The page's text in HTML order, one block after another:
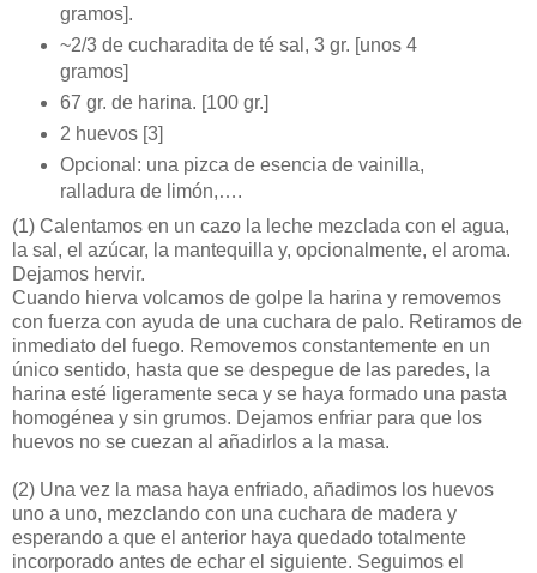
gramos].
~2/3 de cucharadita de té sal, 3 gr. [unos 4
gramos]
67 gr. de harina. [100 gr.]
2 huevos [3]
Opcional: una pizca de esencia de vainilla,
ralladura de limón,….
(1) Calentamos en un cazo la leche mezclada con el agua,
la sal, el azúcar, la mantequilla y, opcionalmente, el aroma.
Dejamos hervir.
Cuando hierva volcamos de golpe la harina y removemos
con fuerza con ayuda de una cuchara de palo. Retiramos de
inmediato del fuego. Removemos constantemente en un
único sentido, hasta que se despegue de las paredes, la
harina esté ligeramente seca y se haya formado una pasta
homogénea y sin grumos. Dejamos enfriar para que los
huevos no se cuezan al añadirlos a la masa.
(2) Una vez la masa haya enfriado, añadimos los huevos
uno a uno, mezclando con una cuchara de madera y
esperando a que el anterior haya quedado totalmente
incorporado antes de echar el siguiente. Seguimos el